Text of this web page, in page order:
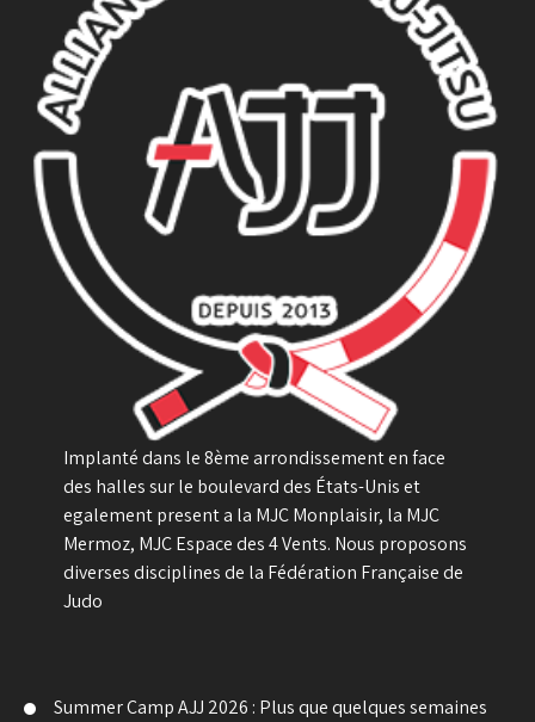
Implanté dans le 8ème arrondissement en face
des halles sur le boulevard des États-Unis et
egalement present a la MJC Monplaisir, la MJC
Mermoz, MJC Espace des 4 Vents. Nous proposons
diverses disciplines de la Fédération Française de
Judo
Summer Camp AJJ 2026 : Plus que quelques semaines